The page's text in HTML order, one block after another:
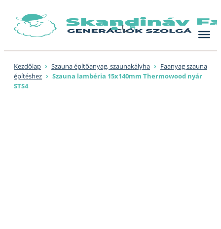
content
Kezdőlap › Szauna építőanyag, szaunakályha › Faanyag szauna
építéshez › Szauna lambéria 15x140mm Thermowood nyár
STS4